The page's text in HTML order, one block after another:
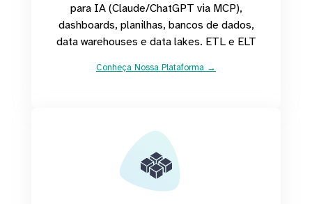
para IA (Claude/ChatGPT via MCP),
dashboards, planilhas, bancos de dados,
data warehouses e data lakes. ETL e ELT
Conheça Nossa Plataforma →